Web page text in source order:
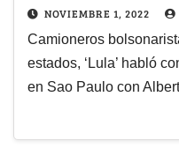
NOVIEMBRE 1, 2022
Camioneros
estados, ‘Lula’ habló
en Sao Paulo con